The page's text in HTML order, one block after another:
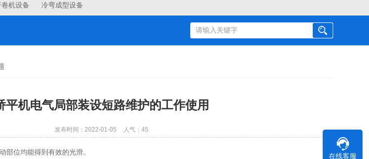
卷机设备 冷弯成型设备
平机电气局部装设短路维护的工作使用
发布时间：2022-01-05 人气： 45
部位均能得到有效的光滑。
在线客服